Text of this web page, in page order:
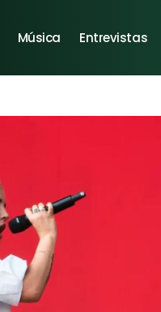
Música Entrevistas